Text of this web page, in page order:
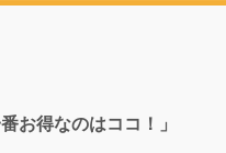
お得なのはココ！」